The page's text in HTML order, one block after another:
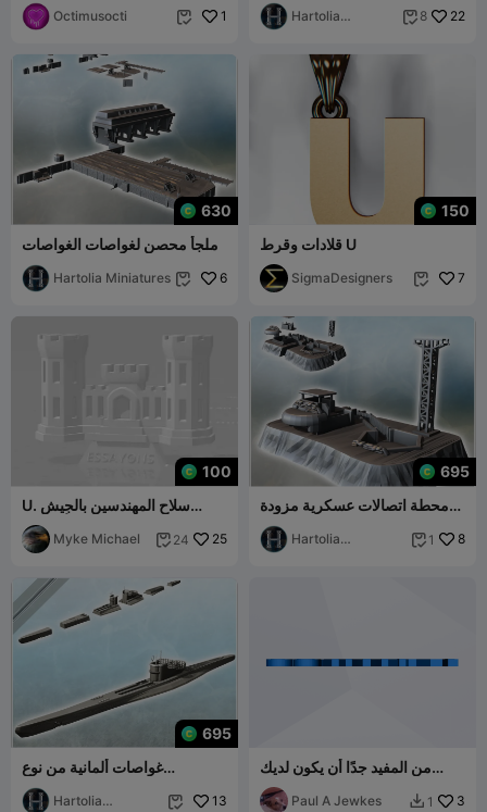
Octimusocti  1
Boot Uboat نوع VII C41 (1)
Hartolia
 8 22
630
ملجأ محصن لغواصات الغواصات
ورصيف بحري مع قرميد من
الطوبHartolia Miniatures  6
150
قلادات وقرط U
SigmaDesigners  7
100
U. سلاح المهندسين بالجيش
الأمريكي
Myke Michael  24 25
695
محطة اتصالات عسكرية مزودة
Hartolia
 1 8
695
غواصات ألمانية من نوع
Unterseeboot U-Boot U-
Boot Uboat IXC (6) - م
Hartolia
 13
من المفيد جدًا أن يكون لديك
Paul A Jewkes  1 3